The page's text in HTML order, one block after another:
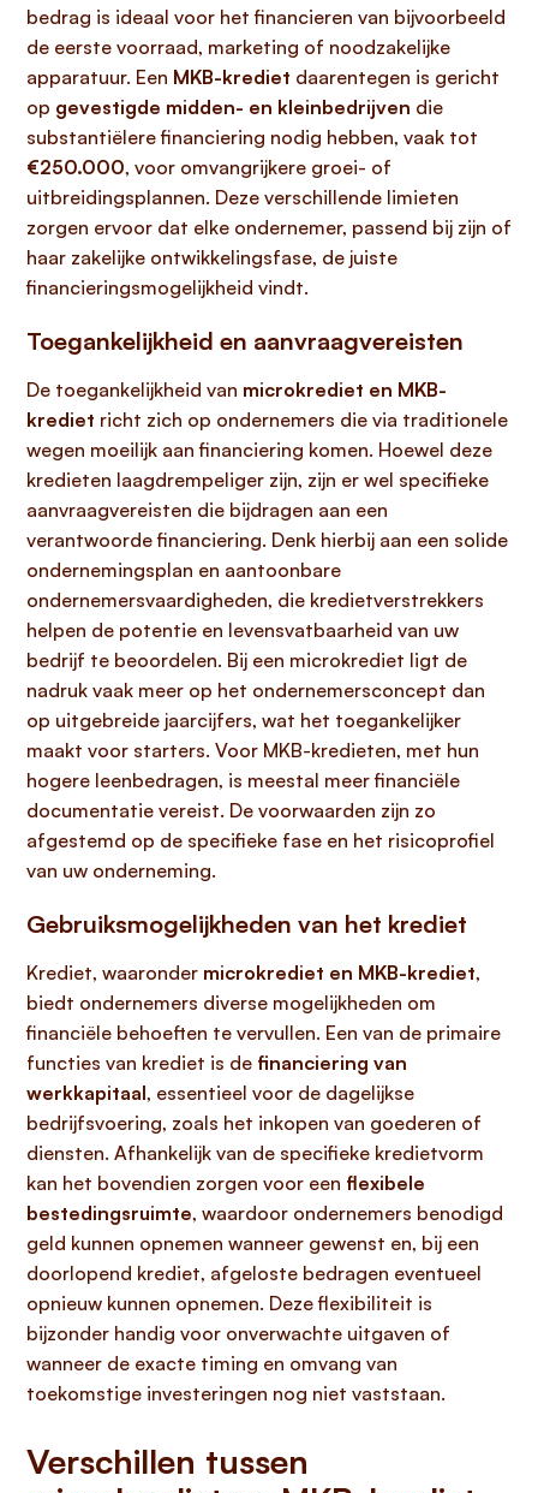
bedrag is ideaal voor het financieren van bijvoorbeeld
de eerste voorraad, marketing of noodzakelijke
apparatuur. Een MKB-krediet daarentegen is gericht
op gevestigde midden- en kleinbedrijven die
substantiëlere financiering nodig hebben, vaak tot
€250.000, voor omvangrijkere groei- of
uitbreidingsplannen. Deze verschillende limieten
zorgen ervoor dat elke ondernemer, passend bij zijn of
haar zakelijke ontwikkelingsfase, de juiste
financieringsmogelijkheid vindt.
Toegankelijkheid en aanvraagvereisten
De toegankelijkheid van microkrediet en MKB-
krediet richt zich op ondernemers die via traditionele
wegen moeilijk aan financiering komen. Hoewel deze
kredieten laagdrempeliger zijn, zijn er wel specifieke
aanvraagvereisten die bijdragen aan een
verantwoorde financiering. Denk hierbij aan een solide
ondernemingsplan en aantoonbare
ondernemersvaardigheden, die kredietverstrekkers
helpen de potentie en levensvatbaarheid van uw
bedrijf te beoordelen. Bij een microkrediet ligt de
nadruk vaak meer op het ondernemersconcept dan
op uitgebreide jaarcijfers, wat het toegankelijker
maakt voor starters. Voor MKB-kredieten, met hun
hogere leenbedragen, is meestal meer financiële
documentatie vereist. De voorwaarden zijn zo
afgestemd op de specifieke fase en het risicoprofiel
van uw onderneming.
Gebruiksmogelijkheden van het krediet
Krediet, waaronder microkrediet en MKB-krediet,
biedt ondernemers diverse mogelijkheden om
financiële behoeften te vervullen. Een van de primaire
functies van krediet is de financiering van
werkkapitaal, essentieel voor de dagelijkse
bedrijfsvoering, zoals het inkopen van goederen of
diensten. Afhankelijk van de specifieke kredietvorm
kan het bovendien zorgen voor een flexibele
bestedingsruimte, waardoor ondernemers benodigd
geld kunnen opnemen wanneer gewenst en, bij een
doorlopend krediet, afgeloste bedragen eventueel
opnieuw kunnen opnemen. Deze flexibiliteit is
bijzonder handig voor onverwachte uitgaven of
wanneer de exacte timing en omvang van
toekomstige investeringen nog niet vaststaan.
Verschillen tussen